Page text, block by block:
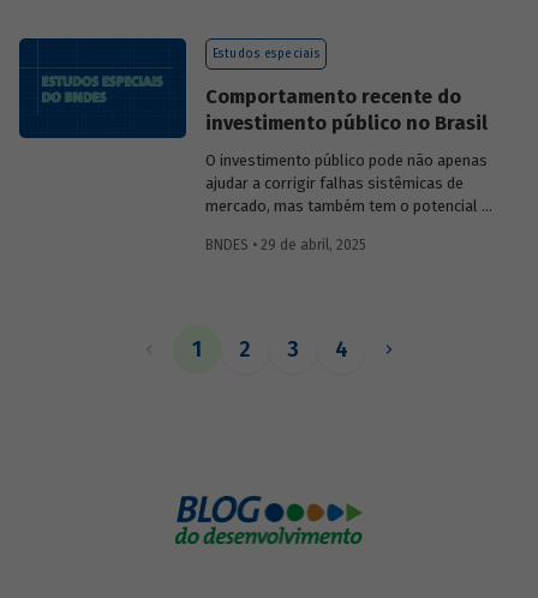
impacto dessa mudança na atratividade
do apoio do BNDES.
Estudos especiais
Comportamento recente do
investimento público no Brasil
O investimento público pode não apenas
ajudar a corrigir falhas sistêmicas de
mercado, mas também tem o potencial de
economia, com efeitos multiplicadores e
do investi­mento público no Brasil nos
BNDES • 29 de abril, 2025
1 2 3 4